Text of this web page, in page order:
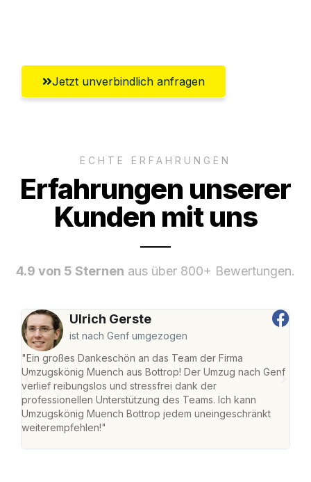
Jetzt unverbindlich anfragen
ECHTE ERFAHRUNGEN
Erfahrungen unserer
Kunden mit uns
4.9 von 5 Sternen aus über 800+ Bewertungen.
Ulrich Gerste
ist nach Genf umgezogen
"Ein großes Dankeschön an das Team der Firma
Umzugskönig Muench aus Bottrop! Der Umzug nach Genf
verlief reibungslos und stressfrei dank der
professionellen Unterstützung des Teams. Ich kann
Umzugskönig Muench Bottrop jedem uneingeschränkt
weiterempfehlen!"